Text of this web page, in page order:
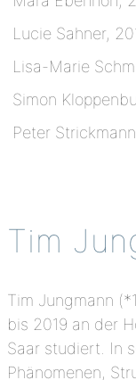
Lucie Sahner,
Lisa-Marie
Simon
Peter
Tim
Tim Jungmann
bis 2019 an der
Saar studiert. In
Phänomenen,